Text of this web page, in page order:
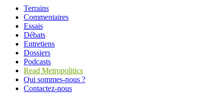
Terrains
Commentaires
Essais
Débats
Entretiens
Dossiers
Podcasts
Read Metropolitics
Qui sommes-nous ?
Contactez-nous